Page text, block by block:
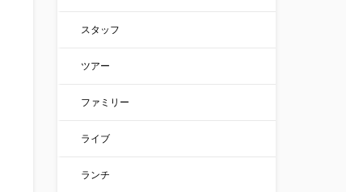
スタッフ
ツアー
ファミリー
ライブ
ランチ